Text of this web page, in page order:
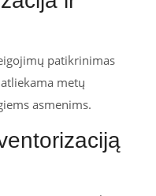
patikrinimas
metų
asmenims.